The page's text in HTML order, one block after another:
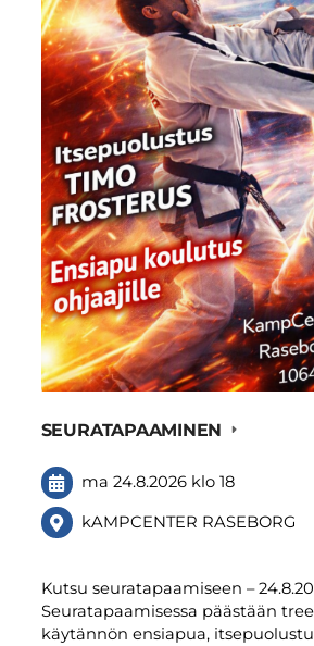
SEURATAPAAMINEN
ma 24.8.2026 klo 18
kAMPCENTER RASEBORG
Kutsu seuratapaamiseen –
Seuratapaamisessa päästään
käytännön ensiapua,